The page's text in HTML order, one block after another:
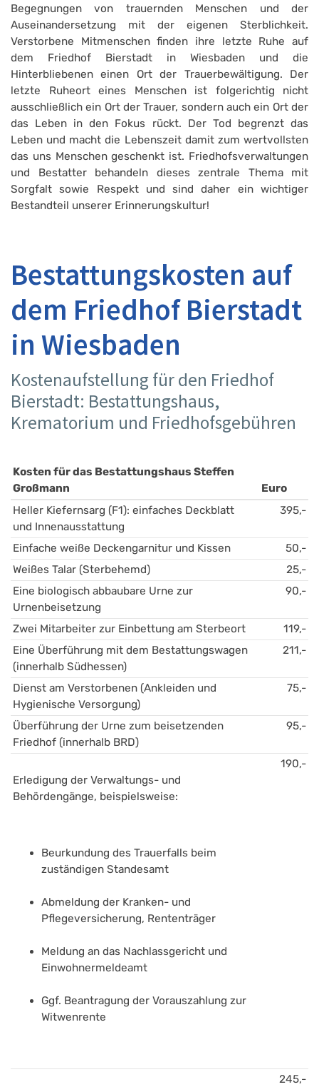
Begegnungen von trauernden Menschen und der
Auseinandersetzung mit der eigenen Sterblichkeit.
Verstorbene Mitmenschen finden ihre letzte Ruhe auf
dem Friedhof Bierstadt in Wiesbaden und die
Hinterbliebenen einen Ort der Trauerbewältigung. Der
letzte Ruheort eines Menschen ist folgerichtig nicht
ausschließlich ein Ort der Trauer, sondern auch ein Ort der
das Leben in den Fokus rückt. Der Tod begrenzt das
Leben und macht die Lebenszeit damit zum wertvollsten
das uns Menschen geschenkt ist. Friedhofsverwaltungen
und Bestatter behandeln dieses zentrale Thema mit
Sorgfalt sowie Respekt und sind daher ein wichtiger
Bestandteil unserer Erinnerungskultur!
Bestattungskosten auf
dem Friedhof Bierstadt
in Wiesbaden
Kostenaufstellung für den Friedhof
Bierstadt: Bestattungshaus,
Krematorium und Friedhofsgebühren
Kosten für das Bestattungshaus Steffen
Großmann
Euro
Heller Kiefernsarg (F1): einfaches Deckblatt
und Innenausstattung
395,-
Einfache weiße Deckengarnitur und Kissen
50,-
Weißes Talar (Sterbehemd)
25,-
Eine biologisch abbaubare Urne zur
Urnenbeisetzung
90,-
Zwei Mitarbeiter zur Einbettung am Sterbeort
119,-
Eine Überführung mit dem Bestattungswagen
(innerhalb Südhessen)
211,-
Dienst am Verstorbenen (Ankleiden und
Hygienische Versorgung)
75,-
Überführung der Urne zum beisetzenden
Friedhof (innerhalb BRD)
95,-
Erledigung der Verwaltungs- und
Behördengänge, beispielsweise:
Beurkundung des Trauerfalls beim
zuständigen Standesamt
Abmeldung der Kranken- und
Pflegeversicherung, Rententräger
Meldung an das Nachlassgericht und
Einwohnermeldeamt
Ggf. Beantragung der Vorauszahlung zur
Witwenrente
190,-
245,-